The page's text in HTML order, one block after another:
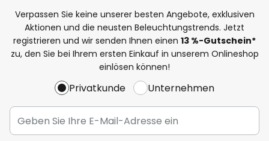
Verpassen Sie keine unserer besten Angebote, exklusiven
Aktionen und die neusten Beleuchtungstrends. Jetzt
registrieren und wir senden Ihnen einen 13 %-Gutschein*
zu, den Sie bei Ihrem ersten Einkauf in unserem Onlineshop
einlösen können!
Privatkunde Unternehmen